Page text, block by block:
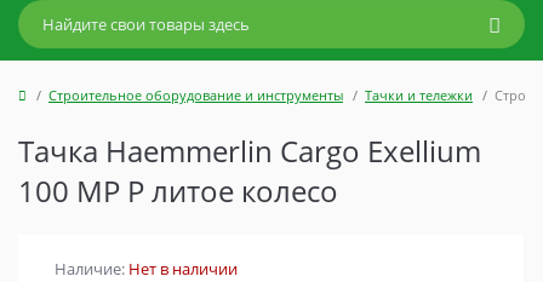
Строительное оборудование и инструменты Тачки и тележки
Тачка Haemmerlin Cargo Exellium
100 MP P литое колесо
Наличие: Нет в наличии